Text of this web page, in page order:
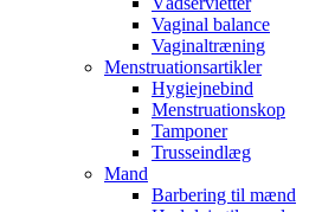
Vaginal balance
Vaginaltræning
Menstruationsartikler
Hygiejnebind
Menstruationskop
Tamponer
Trusseindlæg
Mand
Barbering til mænd